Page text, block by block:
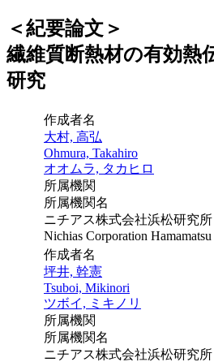
＜紀要論文＞
繊維質断熱材の有効熱
研究
作成者名
大村, 高弘
Ohmura, Takahiro
オオムラ, タカヒロ
所属機関
所属機関名
ニチアス株式会社浜松研究所
Nichias Corporation
作成者名
坪井, 幹憲
Tsuboi, Mikinori
ツボイ, ミキノリ
所属機関
所属機関名
ニチアス株式会社浜松研究所